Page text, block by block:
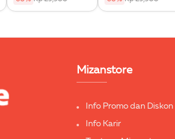
Mizanstore
Info Promo dan Diskon
Info Karir